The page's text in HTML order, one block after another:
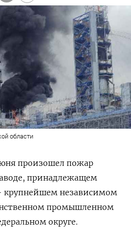
области
произошел пожар
принадлежащем
крупнейшем независимом
промышленном
округе.